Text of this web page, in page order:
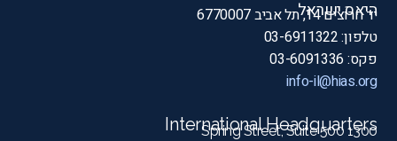
היאס ישראל
יד חרוצים 14, תל אביב 6770007
טלפון: 03-6911322
פקס: 03-6091336
info-il@hias.org
International Headquarters
1300 Spring Street, Suite 500